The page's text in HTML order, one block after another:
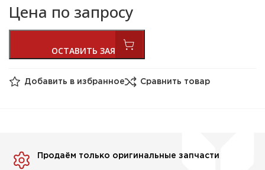
Цена по запросу
Добавить в избранное Сравнить товар
Продаём только оригинальные запчасти